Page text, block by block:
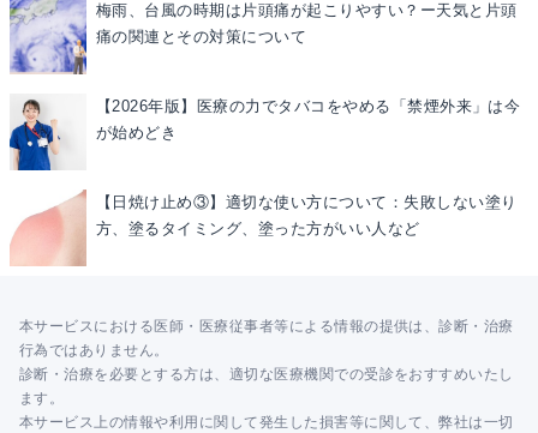
梅雨、台風の時期は片頭痛が起こりやすい？ー天気と片頭
痛の関連とその対策について
【2026年版】医療の力でタバコをやめる「禁煙外来」は今
が始めどき
【日焼け止め③】適切な使い方について：失敗しない塗り
方、塗るタイミング、塗った方がいい人など
本サービスにおける医師・医療従事者等による情報の提供は、診断・治療
行為ではありません。
診断・治療を必要とする方は、適切な医療機関での受診をおすすめいたし
ます。
本サービス上の情報や利用に関して発生した損害等に関して、弊社は一切